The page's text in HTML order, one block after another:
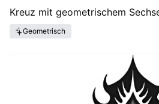
Kreuz mit geometrischem
Geometrisch